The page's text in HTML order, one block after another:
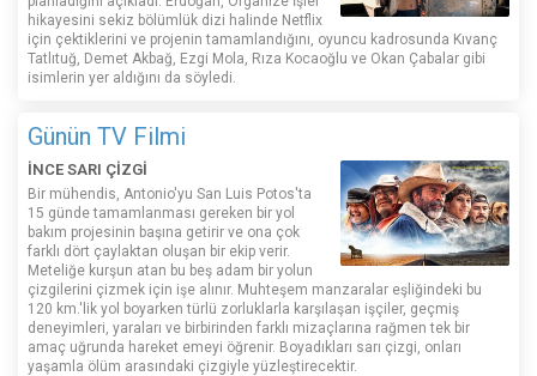
hikayesini sekiz bölümlük dizi halinde Netflix
için çektiklerini ve projenin tamamlandığını, oyuncu kadrosunda Kıvanç
Tatlıtuğ, Demet Akbağ, Ezgi Mola, Rıza Kocaoğlu ve Okan Çabalar gibi
isimlerin yer aldığını da söyledi.
Günün TV Filmi
İNCE SARI ÇİZGİ
Bir mühendis, Antonio'yu San Luis Potos'ta
15 günde tamamlanması gereken bir yol
bakım projesinin başına getirir ve ona çok
farklı dört çaylaktan oluşan bir ekip verir.
Meteliğe kurşun atan bu beş adam bir yolun
çizgilerini çizmek için işe alınır. Muhteşem manzaralar eşliğindeki bu
120 km.'lik yol boyarken türlü zorluklarla karşılaşan işçiler, geçmiş
deneyimleri, yaraları ve birbirinden farklı mizaçlarına rağmen tek bir
amaç uğrunda hareket emeyi öğrenir. Boyadıkları sarı çizgi, onları
yaşamla ölüm arasındaki çizgiyle yüzleştirecektir.